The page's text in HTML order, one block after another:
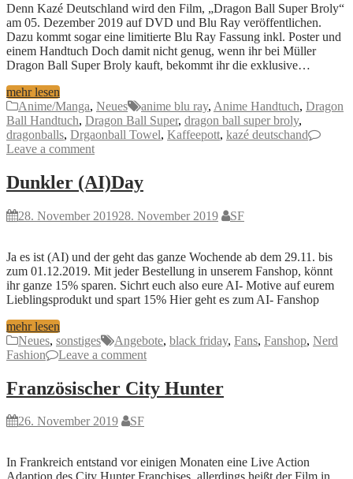
Denn Kazé Deutschland wird den Film, „Dragon Ball Super Broly“
am 05. Dezember 2019 auf DVD und Blu Ray veröffentlichen.
Dazu kommt sogar eine limitierte Blu Ray Fassung inkl. Poster und
einem Handtuch Doch damit nicht genug, wenn ihr bei Müller
Dragon Ball Super Broly kauft, bekommt ihr die exklusive…
mehr lesen
Anime/Manga, Neues anime blu ray, Anime Handtuch, Dragon
Ball Handtuch, Dragon Ball Super, dragon ball super broly,
dragonballs, Drgaonball Towel, Kaffeepott, kazé deutschand
Leave a comment
Dunkler (AI)Day
28. November 201928. November 2019 SF
Ja es ist (AI) und der geht das ganze Wochende ab dem 29.11. bis
zum 01.12.2019. Mit jeder Bestellung in unserem Fanshop, könnt
ihr ganze 15% sparen. Sichrt euch also eure AI- Motive auf eurem
Lieblingsprodukt und spart 15% Hier geht es zum AI- Fanshop
mehr lesen
Neues, sonstiges Angebote, black friday, Fans, Fanshop, Nerd
Fashion
Leave a comment
Französischer City Hunter
26. November 2019 SF
In Frankreich entstand vor einigen Monaten eine Live Action